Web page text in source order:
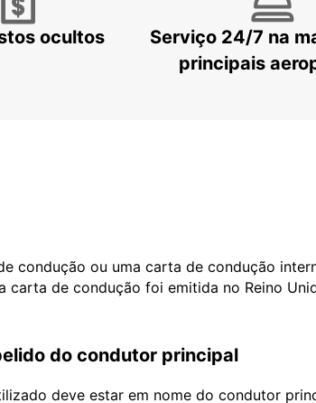
ocultos
Serviço 24/7 na
principais
condução ou uma carta de condução
carta de condução foi emitida no Reino
do condutor principal
deve estar em nome do condutor